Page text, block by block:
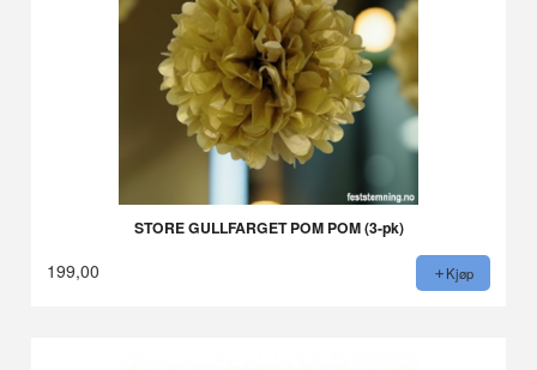
STORE GULLFARGET POM POM (3-pk)
199,00 Kjøp